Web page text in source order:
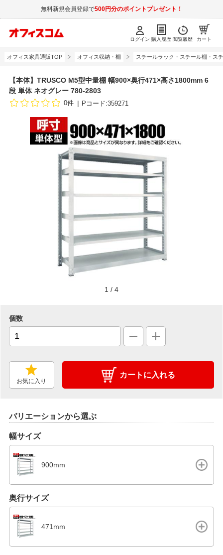
無料新規会員登録で500円分のポイントプレゼント！
ログイン 購入履歴 閲覧履歴 カート
オフィス家具通販TOP オフィス収納・棚 スチールラック・スチール棚・ス
【本体】TRUSCO M5型中量棚 幅900×奥行471×高さ1800mm 6
段 単体 ネオグレー 780-2803
0件 Pコード:359271
1 / 4
個数
お気に入り
カートに入れる
バリエーションから選ぶ
幅サイズ
900mm
奥行サイズ
471mm